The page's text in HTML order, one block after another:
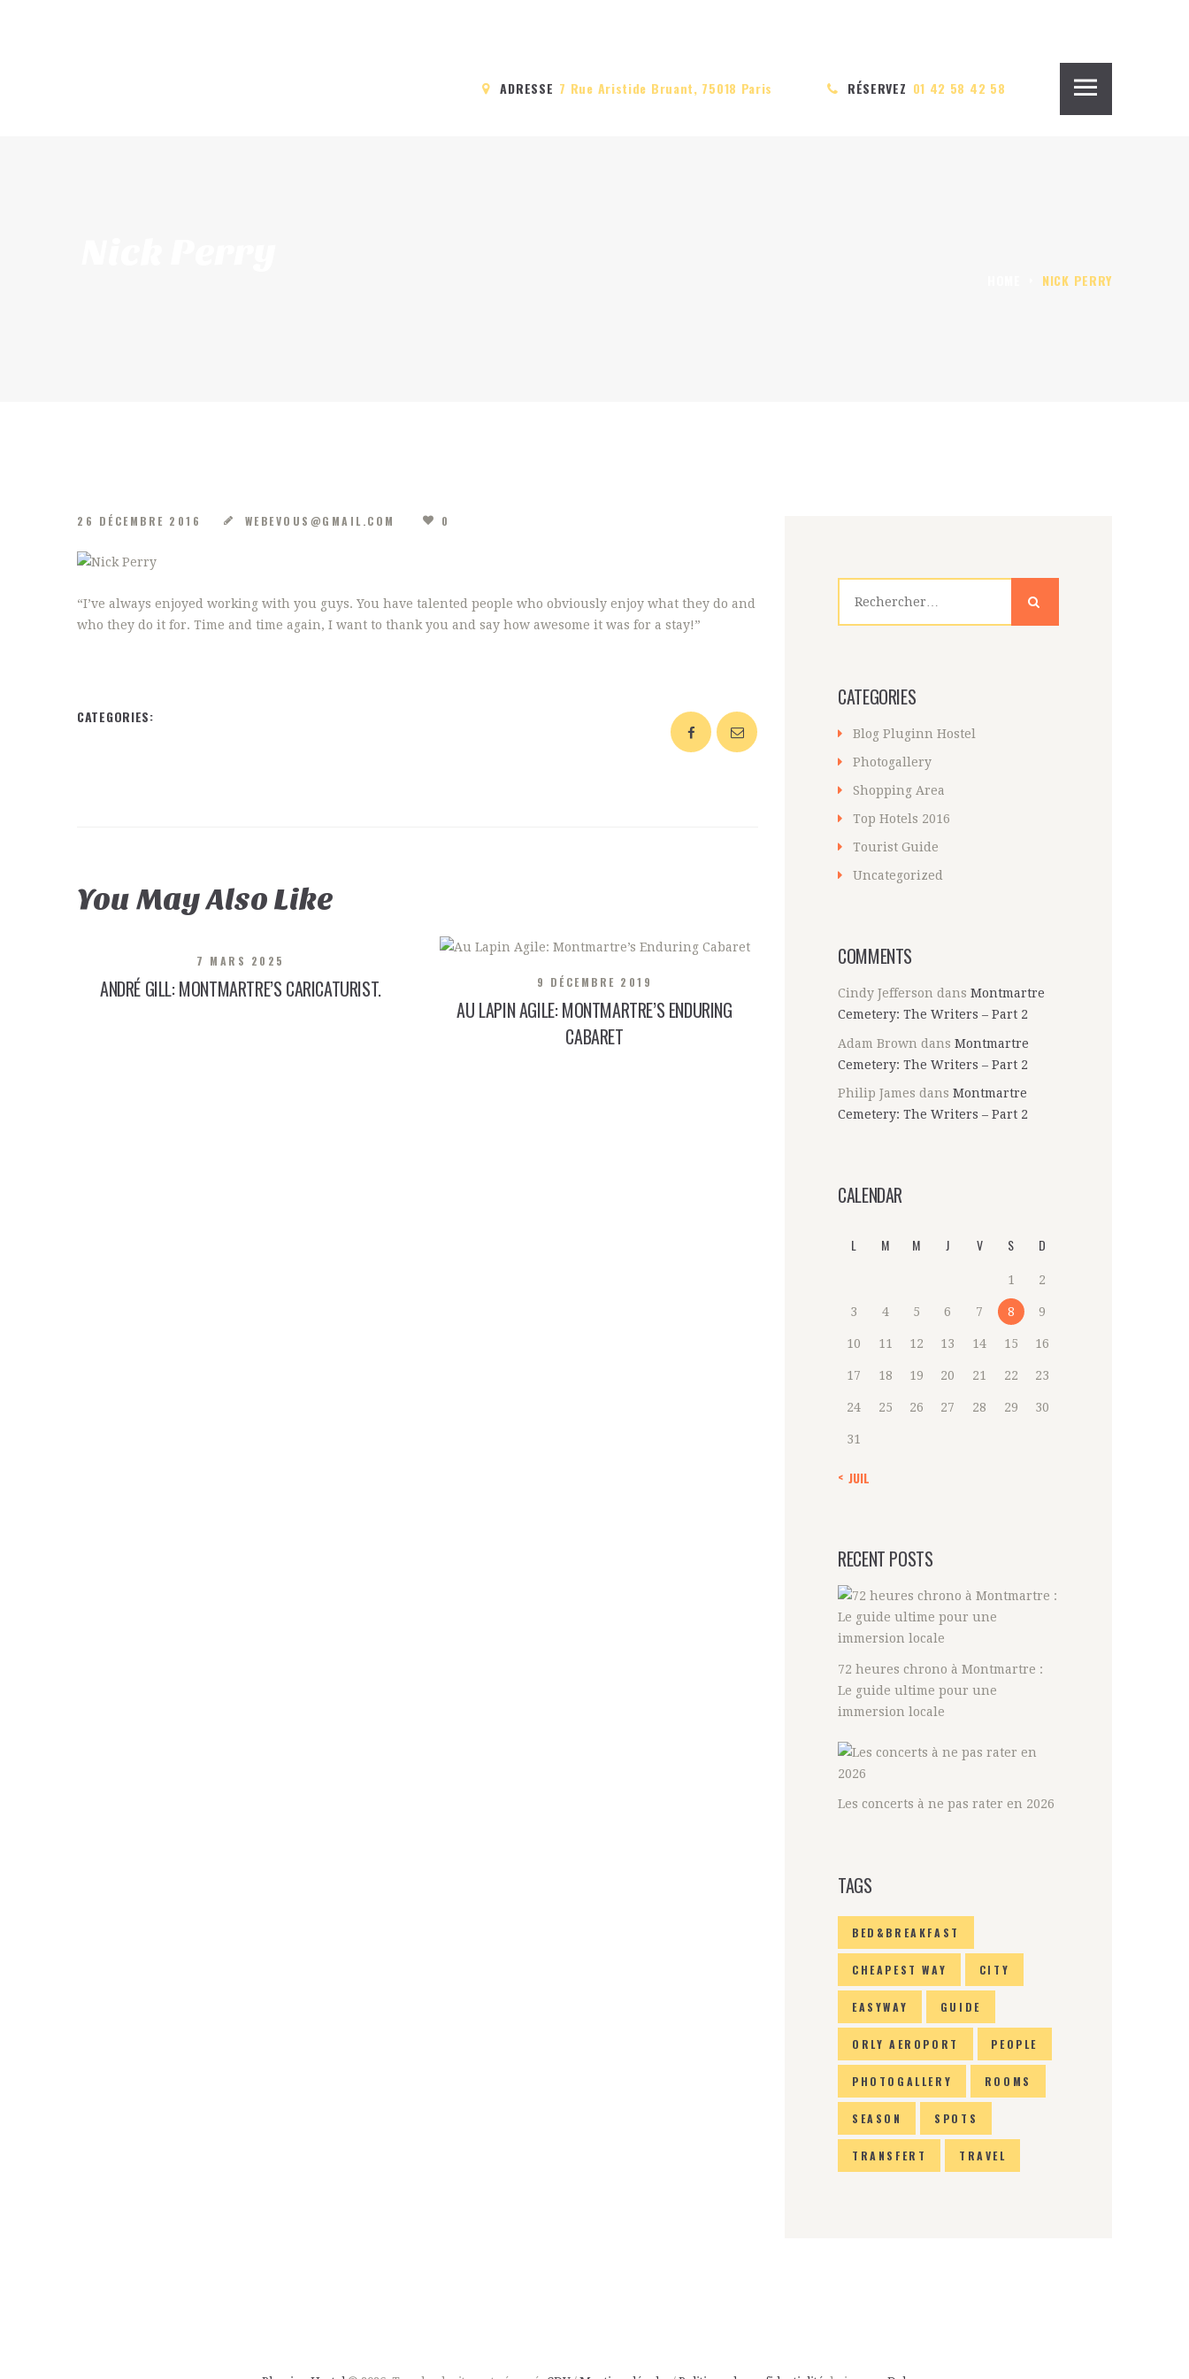
ADRESSE 7 Rue Aristide Bruant, 75018 Paris RÉSERVEZ 01 42 58 42 58
NICK PERRY
26 DÉCEMBRE 2016 WEBEVOUS@GMAIL.COM 0
“I’ve always enjoyed working with you guys. You have talented people who obviously enjoy what they do and
who they do it for. Time and time again, I want to thank you and say how awesome it was for a stay!”
CATEGORIES:
You May Also Like
7 MARS 2025
ANDRÉ GILL: MONTMARTRE’S CARICATURIST. 9 DÉCEMBRE 2019
AU LAPIN AGILE: MONTMARTRE’S ENDURING
CABARET
CATEGORIES
Blog Pluginn Hostel
Photogallery
Shopping Area
Top Hotels 2016
Tourist Guide
Uncategorized
COMMENTS
Cindy Jefferson dansMontmartre
Cemetery: The Writers – Part 2
Adam Brown dansMontmartre
Cemetery: The Writers – Part 2
Philip James dansMontmartre
Cemetery: The Writers – Part 2
CALENDAR
L M M J V S D
1 2
3 4 5 6 7 8 9
10 11 12 13 14 15 16
17 18 19 20 21 22 23
24 25 26 27 28 29 30
31
« JUIL
RECENT POSTS
72 heures chrono à Montmartre :
Le guide ultime pour une
immersion locale
Les concerts à ne pas rater en 2026
TAGS
BED&BREAKFAST
CHEAPEST WAY CITY
EASYWAY GUIDE
ORLY AEROPORT PEOPLE
PHOTOGALLERY ROOMS
SEASON SPOTS
TRANSFERT TRAVEL